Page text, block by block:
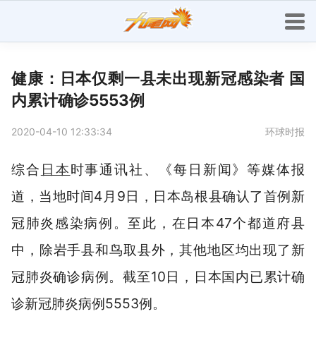
健康：日本仅剩一县未出现新冠感染者 国
内累计确诊5553例
2020-04-10 12:33:34 环球时报
综合 日本时事通讯社、《每日新闻》等媒体报
道，当地时间4月9日，日本岛根县确认了首例新
冠肺炎感染病例。至此，在日本47个都道府县
中，除岩手县和鸟取县外，其他地区均出现了新
冠肺炎确诊病例。截至10日，日本国内已累计确
诊新冠肺炎病例5553例。